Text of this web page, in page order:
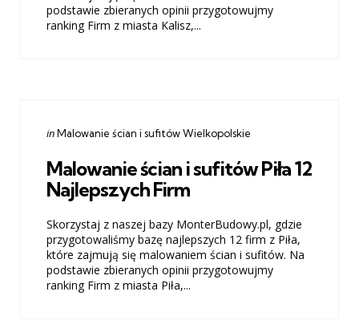
podstawie zbieranych opinii przygotowujmy
ranking Firm z miasta Kalisz,...
Categories
Posted
inMalowanie ścian i sufitów Wielkopolskie
Malowanie ścian i sufitów Piła 12
Najlepszych Firm
Skorzystaj z naszej bazy MonterBudowy.pl, gdzie
przygotowaliśmy bazę najlepszych 12 firm z Piła,
które zajmują się malowaniem ścian i sufitów. Na
podstawie zbieranych opinii przygotowujmy
ranking Firm z miasta Piła,...